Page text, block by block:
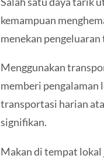
kemampuan
menekan
Menggunakan
memberi pengalaman
transportasi harian
signifikan.
Makan di tempat